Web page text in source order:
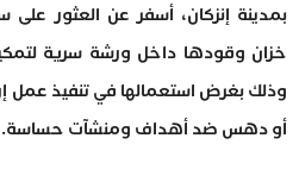
بمدينة إنزكان، أسفر عن العثور على
خزان وقودها داخل ورشة سرية
وذلك بغرض استعمالها في تنفيذ عمل
أو دهس ضد أهداف ومنشآت حساسة.